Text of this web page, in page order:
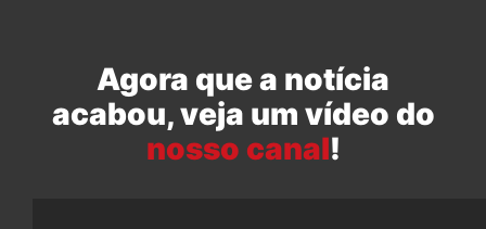
Agora que a notícia
acabou, veja um vídeo do
nosso canal!